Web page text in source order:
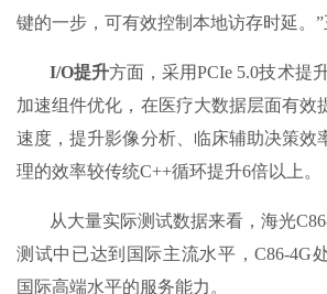
键的一步，可有效控制本地访存时延。”
I/O提升方面，采用PCIe 5.0技术提
加速组件优化，在医疗大数据层面有效
速度，提升影像分析、临床辅助决策效
理的效率较传统C++循环提升6倍以上。
从大量实际测试数据来看，海光
测试中已达到国际主流水平，C86-4G
国际高端水平的服务能力。